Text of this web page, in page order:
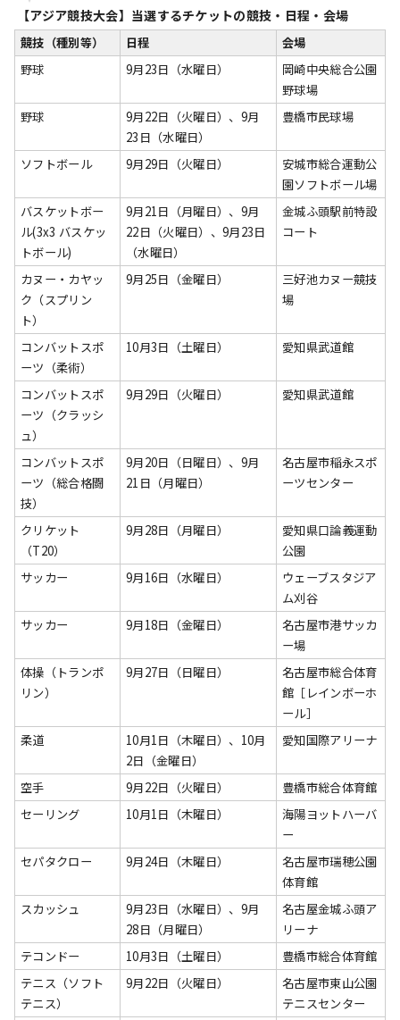
【アジア競技大会】当選するチケットの競技・日程・会場
競技（種別等） 日程
会場
野球
9月23日（水曜日）
岡崎中央総合公園
野球場
野球
9月22日（火曜日）、9月
23日（水曜日）
豊橋市民球場
ソフトボール 9月29日（火曜日）
安城市総合運動公
園ソフトボール場
バスケットボー
ル(3x3 バスケッ
トボール)
9月21日（月曜日）、9月
22日（火曜日）、9月23日
（水曜日）
金城ふ頭駅前特設
コート
カヌー・カヤッ
ク（スプリン
ト）
9月25日（金曜日）
三好池カヌー競技
場
コンバットスポ
ーツ（柔術）
10月3日（土曜日） 愛知県武道館
コンバットスポ
ーツ（クラッシ
ュ）
9月29日（火曜日） 愛知県武道館
コンバットスポ
ーツ（総合格闘
技）
9月20日（日曜日）、9月
21日（月曜日）
名古屋市稲永スポ
ーツセンター
クリケット
（T20）
9月28日（月曜日）
愛知県口論義運動
公園
サッカー
9月16日（水曜日）
ウェーブスタジア
ム刈谷
サッカー
9月18日（金曜日）
名古屋市港サッカ
ー場
体操（トランポ
リン）
9月27日（日曜日）
名古屋市総合体育
館［レインボーホ
ール］
柔道
10月1日（木曜日）、10月
2日（金曜日）
愛知国際アリーナ
空手 9月22日（火曜日）
豊橋市総合体育館
セーリング
10月1日（木曜日）
海陽ヨットハーバ
ー
セパタクロー
9月24日（木曜日）
名古屋市瑞穂公園
体育館
スカッシュ
9月23日（水曜日）、9月
28日（月曜日）
名古屋金城ふ頭ア
リーナ
テコンドー
10月3日（土曜日）
豊橋市総合体育館
テニス（ソフト
テニス）
9月22日（火曜日）
名古屋市東山公園
テニスセンター